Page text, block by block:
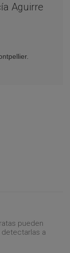
Aguirre
pueden
a